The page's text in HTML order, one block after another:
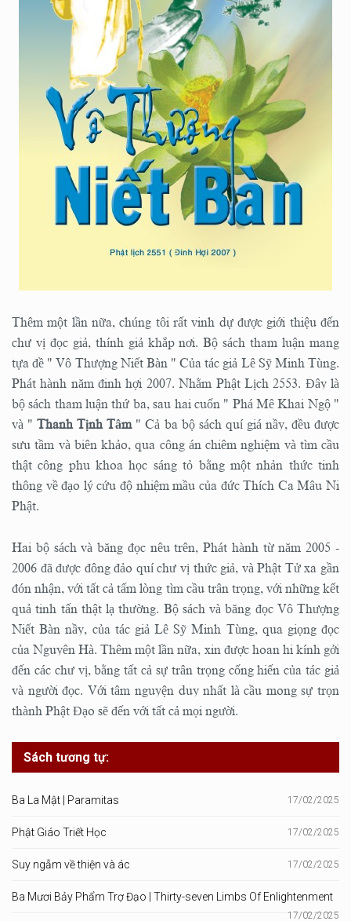
Thêm một lần nữa, chúng tôi rất vinh dự được giới thiệu đến
chư vị đọc giả, thính giả khắp nơi. Bộ sách tham luận mang
tựa đề " Vô Thượng Niết Bàn " Của tác giả Lê Sỹ Minh Tùng.
Phát hành năm đinh hợi 2007. Nhằm Phật Lịch 2553. Đây là
bộ sách tham luận thứ ba, sau hai cuốn " Phá Mê Khai Ngộ "
và "Thanh Tịnh Tâm " Cả ba bộ sách quí giá nầy, đều được
sưu tầm và biên khảo, qua công án chiêm nghiệm và tìm cầu
thật công phu khoa học sáng tỏ bằng một nhản thức tinh
thông về đạo lý cứu độ nhiệm mầu của đức Thích Ca Mâu Ni
Phật.
Hai bộ sách và băng đọc nêu trên, Phát hành từ năm 2005 -
2006 đã được đông đảo quí chư vị thức giả, và Phật Tử xa gần
đón nhận, với tất cả tấm lòng tìm cầu trân trọng, với những kết
quả tinh tấn thật lạ thường. Bộ sách và băng đọc Vô Thượng
Niết Bàn nầy, của tác giả Lê Sỹ Minh Tùng, qua giọng đọc
của Nguyên Hà. Thêm một lần nữa, xin được hoan hi kính gởi
đến các chư vị, bằng tất cả sự trân trọng cống hiến của tác giả
và người đọc. Với tâm nguyện duy nhất là cầu mong sự trọn
thành Phật Đạo sẽ đến với tất cả mọi người.
Sách tương tự:
Ba La Mật | Paramitas 17/02/2025
Phật Giáo Triết Học 17/02/2025
Suy ngẫm về thiện và ác 17/02/2025
Ba Mươi Bảy Phẩm Trợ Đạo | Thirty-seven Limbs Of Enlightenment
17/02/2025